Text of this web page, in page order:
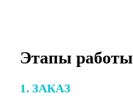
Этапы работы
1. ЗАКАЗ